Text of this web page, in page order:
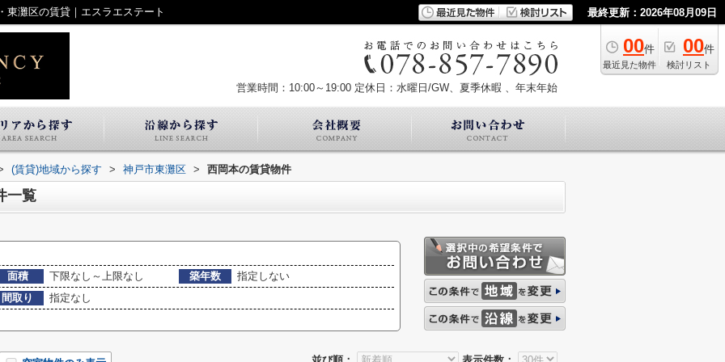
東灘区の賃貸｜エスラエステート 最終更新：2026年08月09日
00件
最近見た物件
00件
検討リスト
営業時間：10:00～19:00 定休日：水曜日/GW、夏季休暇 、年末年始
(賃貸)地域から探す > 神戸市東灘区 > 西岡本の賃貸物件
一覧
面積 下限なし～上限なし 築年数
指定しない
間取り
指定なし